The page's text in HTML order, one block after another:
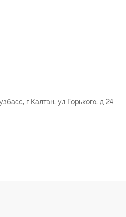
г Калтан, ул Горького, д 24